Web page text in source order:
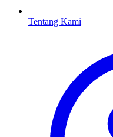
Tentang Kami